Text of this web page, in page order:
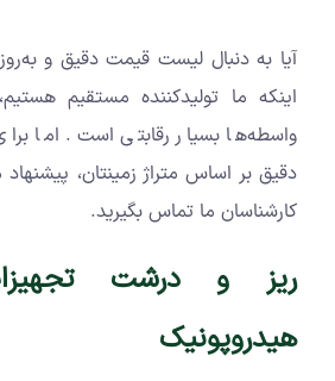
آیا به دنبال لیست قیمت دقیق و
اینکه ما تولیدکننده مستقیم
واسطه‌ها بسیار رقابتی است. اما
دقیق بر اساس متراژ زمینتان،
کارشناسان ما تماس بگیرید.
ریز و درشت
هیدروپونیک